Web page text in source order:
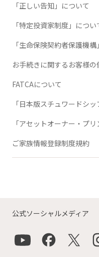
「正しい告知」について
「特定投資家制度」につい
「生命保険契約者保護機
お手続きに関するお客様
FATCAについて
「日本版スチュワードシ
「アセットオーナー・プ
ご家族情報登録制度規約
公式ソーシャルメディア